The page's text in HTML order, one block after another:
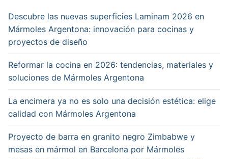
Name
Mármoles
Argentona
Publisher
Descubre las nuevas superficies Laminam 2026 en
Mármoles Argentona: innovación para cocinas y
proyectos de diseño
Reformar la cocina en 2026: tendencias, materiales y
soluciones de Mármoles Argentona
La encimera ya no es solo una decisión estética: elige
calidad con Mármoles Argentona
Proyecto de barra en granito negro Zimbabwe y
mesas en mármol en Barcelona por Mármoles